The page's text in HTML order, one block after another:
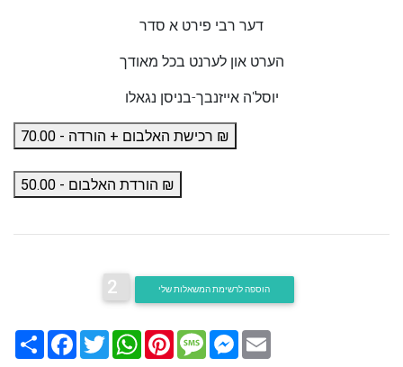
דער רבי פירט א סדר
הערט און לערנט בכל מאודך
יוסל'ה אייזנבך-בניסן נגאלו
רכישת האלבום + הורדה - 70.00 ₪
הורדת האלבום - 50.00 ₪
2 הוספה לרשימת המשאלות שלי
שתף Facebook
TwitterWhatsApp
PinterestMessageMessenger